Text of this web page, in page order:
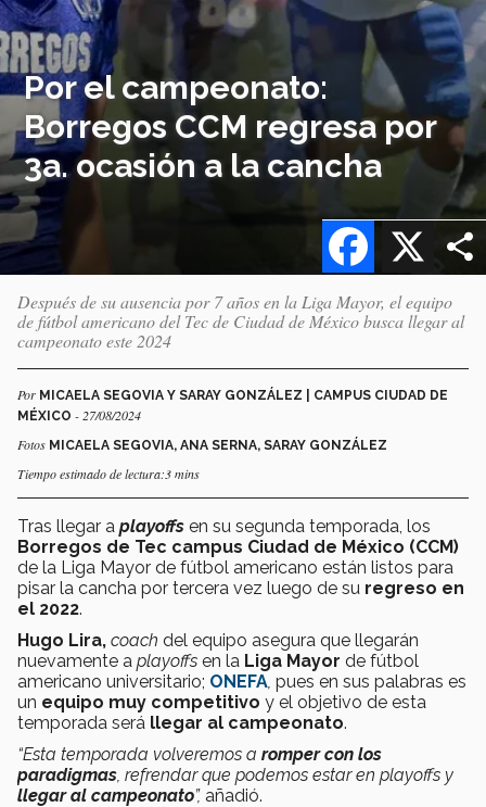
Por el campeonato:
Borregos CCM regresa por
3a. ocasión a la cancha
X
Facebook
Después de su ausencia por 7 años en la Liga Mayor, el equipo
de fútbol americano del Tec de Ciudad de México busca llegar al
campeonato este 2024
Por MICAELA SEGOVIA Y SARAY GONZÁLEZ | CAMPUS CIUDAD DE
MÉXICO - 27/08/2024
Fotos MICAELA SEGOVIA, ANA SERNA, SARAY GONZÁLEZ
Tiempo estimado de lectura:3 mins
Tras llegar a playoffs en su segunda temporada, los
Borregos de Tec campus Ciudad de México (CCM)
de la Liga Mayor de fútbol americano están listos para
pisar la cancha por tercera vez luego de su regreso en
el 2022.
Hugo Lira, coach del equipo asegura que llegarán
nuevamente a playoffs en la Liga Mayor de fútbol
americano universitario; ONEFA pues en sus palabras es
un equipo muy competitivo y el objetivo de esta
temporada será llegar al campeonato.
“Esta temporada volveremos a romper con los
paradigmas , refrendar que podemos estar en playoffs y
llegar al campeonato”, añadió.